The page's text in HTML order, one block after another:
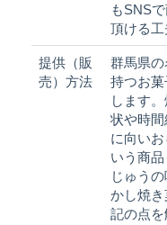
もSNS
頂ける工
提供（販
売）方法
群馬県
持つお
します
状や時
に向い
いう商
じゅう
かし焼
記の点